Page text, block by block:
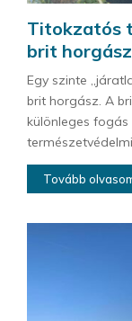
Titokzatós
brit
Egy szinte
brit horgász. A
különleges fogás
Tovább